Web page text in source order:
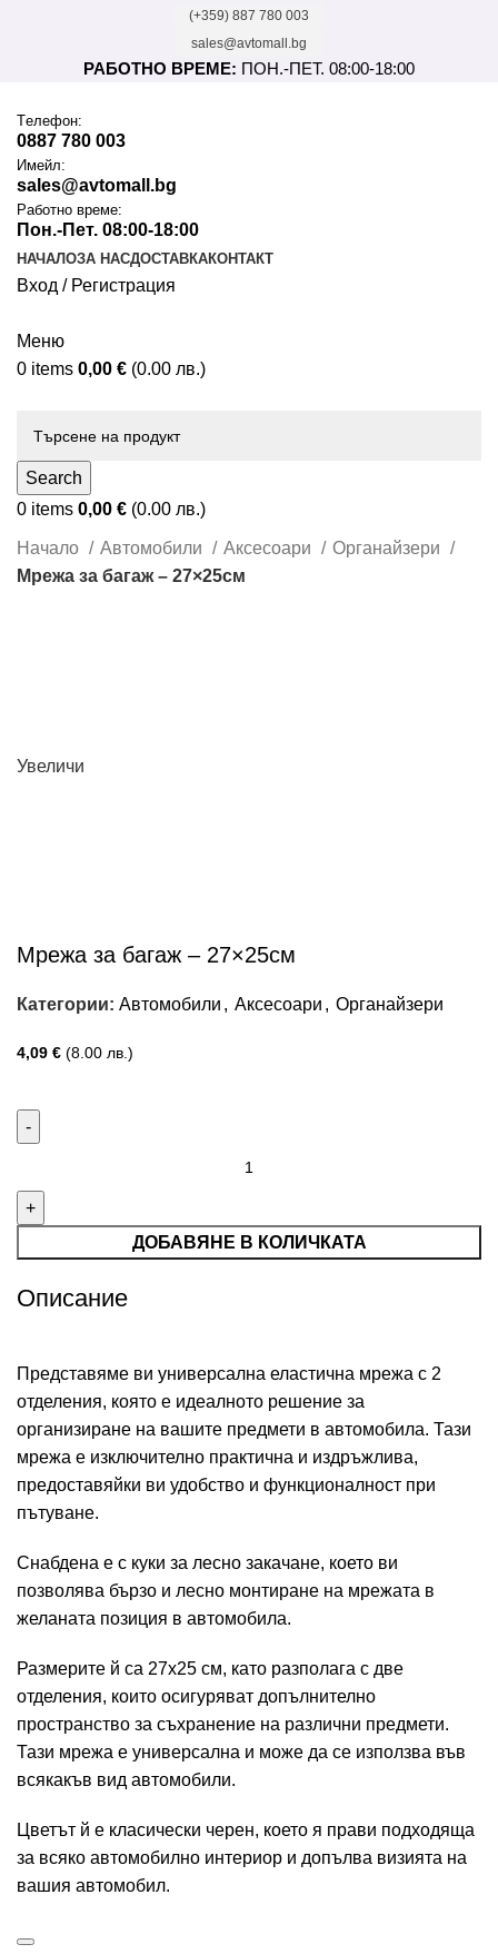
(+359) 887 780 003
sales@avtomall.bg
РАБОТНО ВРЕМЕ: ПОН.-ПЕТ. 08:00-18:00
Tелефон:
0887 780 003
Имейл:
sales@avtomall.bg
Работно време:
Пон.-Пет. 08:00-18:00
НАЧАЛОЗА НАСДОСТАВКАКОНТАКТ
Вход / Регистрация
Меню
0 items 0,00 € (0.00 лв.)
Search
0 items 0,00 € (0.00 лв.)
Начало Автомобили Аксесоари
Органайзери
Мрежа за багаж – 27×25см
Увеличи
Мрежа за багаж – 27×25см
Категории: Автомобили , Аксесоари , Органайзери
4,09 € (8.00 лв.)
ДОБАВЯНЕ В КОЛИЧКАТА
Описание
Представяме ви универсална еластична мрежа с 2
отделения, която е идеалното решение за
организиране на вашите предмети в автомобила. Тази
мрежа е изключително практична и издръжлива,
предоставяйки ви удобство и функционалност при
пътуване.
Снабдена е с куки за лесно закачане, което ви
позволява бързо и лесно монтиране на мрежата в
желаната позиция в автомобила.
Размерите й са 27х25 см, като разполага с две
отделения, които осигуряват допълнително
пространство за съхранение на различни предмети.
Тази мрежа е универсална и може да се използва във
всякакъв вид автомобили.
Цветът й е класически черен, което я прави подходяща
за всяко автомобилно интериор и допълва визията на
вашия автомобил.